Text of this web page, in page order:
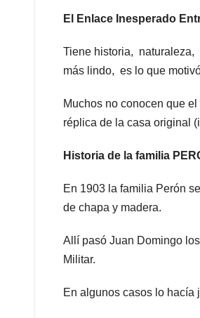
El Enlace Inesperado
Tiene historia, naturaleza,
más lindo, es lo que
Muchos no conocen que
réplica de la casa original
Historia de la familia
En 1903 la familia Perón
de chapa y madera.
Allí pasó Juan Domingo
Militar.
En algunos casos lo hacía